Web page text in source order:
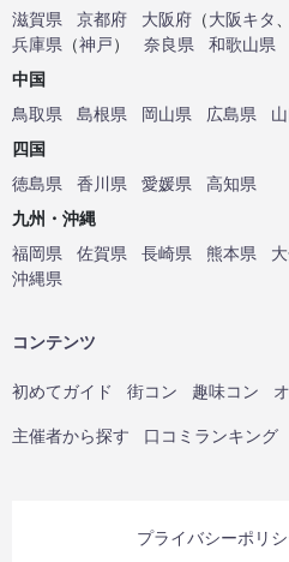
滋賀県
京都府 大阪府 （大阪キタ
兵庫県 （神戸） 奈良県
和歌山県
中国
鳥取県
島根県 岡山県 広島県
四国
徳島県
香川県 愛媛県
高知県
九州・沖縄
福岡県
佐賀県 長崎県 熊本県
沖縄県
コンテンツ
初めてガイド 街コン 趣味コン
主催者から探す 口コミランキング
プライバシーポリ